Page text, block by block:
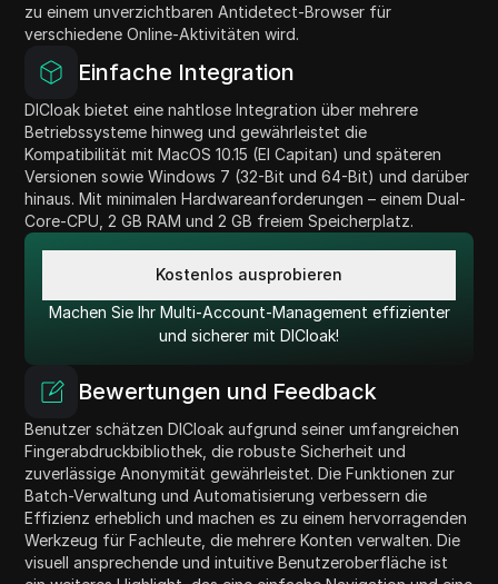
zu einem unverzichtbaren Antidetect-Browser für
verschiedene Online-Aktivitäten wird.
Einfache Integration
DICloak bietet eine nahtlose Integration über mehrere
Betriebssysteme hinweg und gewährleistet die
Kompatibilität mit MacOS 10.15 (El Capitan) und späteren
Versionen sowie Windows 7 (32-Bit und 64-Bit) und darüber
hinaus. Mit minimalen Hardwareanforderungen – einem Dual-
Core-CPU, 2 GB RAM und 2 GB freiem Speicherplatz.
Kostenlos ausprobieren
Machen Sie Ihr Multi-Account-Management effizienter
und sicherer mit DICloak!
Bewertungen und Feedback
Benutzer schätzen DICloak aufgrund seiner umfangreichen
Fingerabdruckbibliothek, die robuste Sicherheit und
zuverlässige Anonymität gewährleistet. Die Funktionen zur
Batch-Verwaltung und Automatisierung verbessern die
Effizienz erheblich und machen es zu einem hervorragenden
Werkzeug für Fachleute, die mehrere Konten verwalten. Die
visuell ansprechende und intuitive Benutzeroberfläche ist